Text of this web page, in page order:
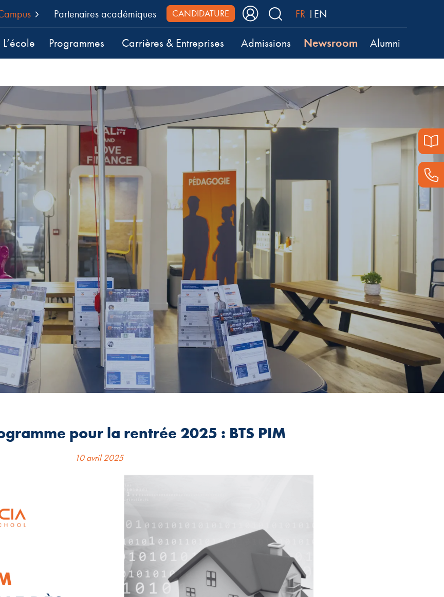
Partenaires académiques CANDIDATURE FR EN
L’école Programmes Carrières & Entreprises Admissions Newsroom Alumni
pour la rentrée 2025 : BTS PIM
10 avril 2025